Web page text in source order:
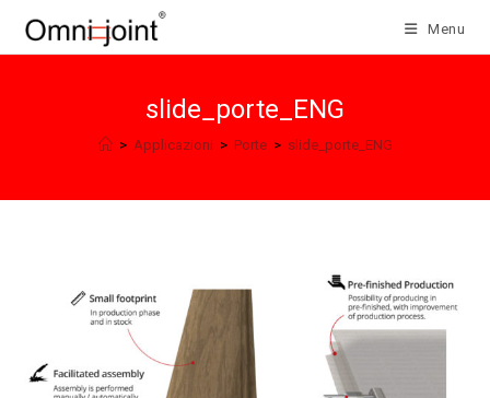
Menu
slide_porte_ENG
> Applicazioni > Porte > slide_porte_ENG